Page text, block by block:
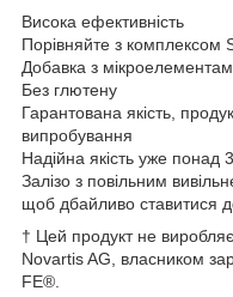
Висока ефективність
Порівняйте з комплексом
Добавка з
Без глютену
Гарантована якість,
випробування
Надійна якість уже понад
Залізо з повільним
щоб дбайливо ставитися
† Цей продукт не
Novartis AG, власником
FE®.